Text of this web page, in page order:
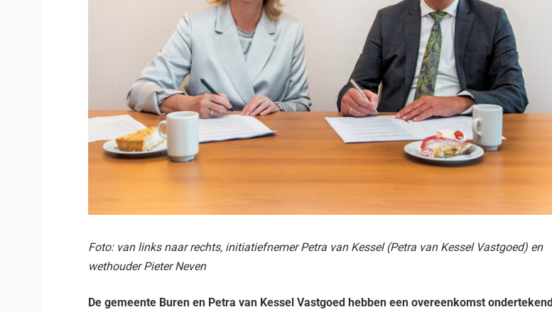
Foto: van links naar rechts, initiatiefnemer Petra van Kessel (Petra van Kessel Vastgoed) en
wethouder Pieter Neven
De gemeente Buren en Petra van Kessel Vastgoed hebben een overeenkomst ondertekend